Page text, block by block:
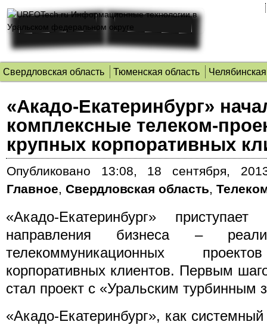
Свердловская область Тюменская область
«Акадо-Екатеринбург»
комплексные телеком-
крупных корпоративных
Опубликовано
13:08, 18 сентября,
Главное, Свердловская область,
«Акадо-Екатеринбург»
направления бизнеса –
телекоммуникационных
корпоративных клиентов. Первым
стал проект с «Уральским турбинным
«Акадо-Екатеринбург», как системный